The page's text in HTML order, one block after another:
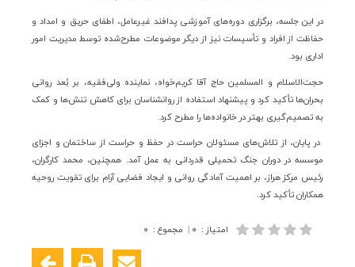
در این جلسه، برگزاری دوره‌های آموزشی پدافند غیرعامل، اطفای حریق و امداد و
حفاظت از افراد و تأسیسات نیز از دیگر موضوعات مطرح‌شده توسط مدیریت امور
اداری بود.
حجت‌الاسلام و المسلمین حاج آقا کریم‌خواه، نماینده ولی‌فقیه، بر بُعد روانی
بحران‌ها تأکید کرد و پیشنهاد استفاده از روانشناسان برای کاهش تنش‌ها و کمک
به تصمیم‌گیری بهتر در خانواده‌ها را مطرح کرد.
در پایان، از تلاش‌های مسئولان حراست در حفظ و حراست از ساختمان و اجزای
موسسه در دوران جنگ تحمیلی قدردانی به عمل آمد. همچنین، محمد کارگران،
رئیس مرکز هراز، بر اهمیت آمادگی روانی و ایجاد فضایی آرام برای تقویت روحیه
همکاران تأکید کرد.
امتیاز : ۰ | مجموع : ۰